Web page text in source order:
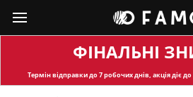
ФІНАЛЬНІ
Термін відправкидо 7 робочих днів, акція діє